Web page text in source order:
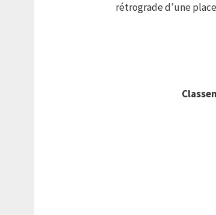
rétrograde d’une